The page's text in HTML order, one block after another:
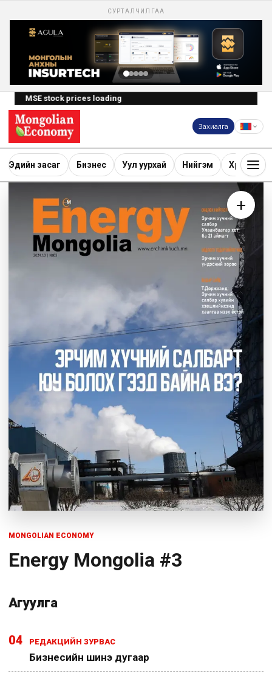
СУРТАЛЧИЛГАА
MSE stock prices loading
Захиалга
Эдийн засаг Бизнес Уул уурхай Нийгэм Хөрөнгө
+
MONGOLIAN ECONOMY
Energy Mongolia #3
Агуулга
04 РЕДАКЦИЙН ЗУРВАС
Бизнесийн шинэ дугаар